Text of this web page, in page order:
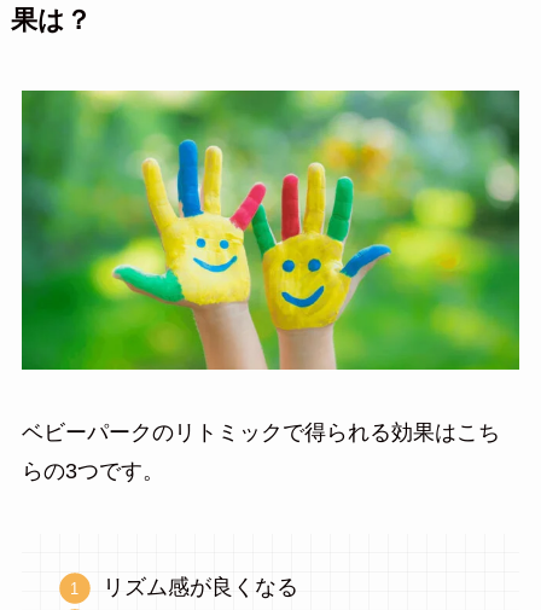
果は？
ベビーパークのリトミックで得られる効果はこち
らの3つです。
リズム感が良くなる